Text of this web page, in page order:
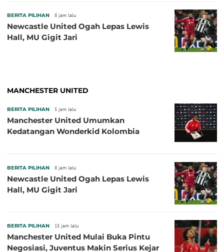
BERITA PILIHAN 8 jam lalu
Newcastle United Ogah Lepas Lewis
Hall, MU Gigit Jari
MANCHESTER UNITED
BERITA PILIHAN 5 jam lalu
Manchester United Umumkan
Kedatangan Wonderkid Kolombia
BERITA PILIHAN 8 jam lalu
Newcastle United Ogah Lepas Lewis
Hall, MU Gigit Jari
BERITA PILIHAN 15 jam lalu
Manchester United Mulai Buka Pintu
Negosiasi, Juventus Makin Serius Kejar